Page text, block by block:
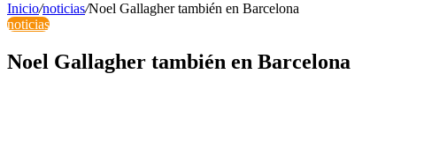
Inicio/noticias/Noel Gallagher también en Barcelona
noticias
Noel Gallagher también en Barcelona